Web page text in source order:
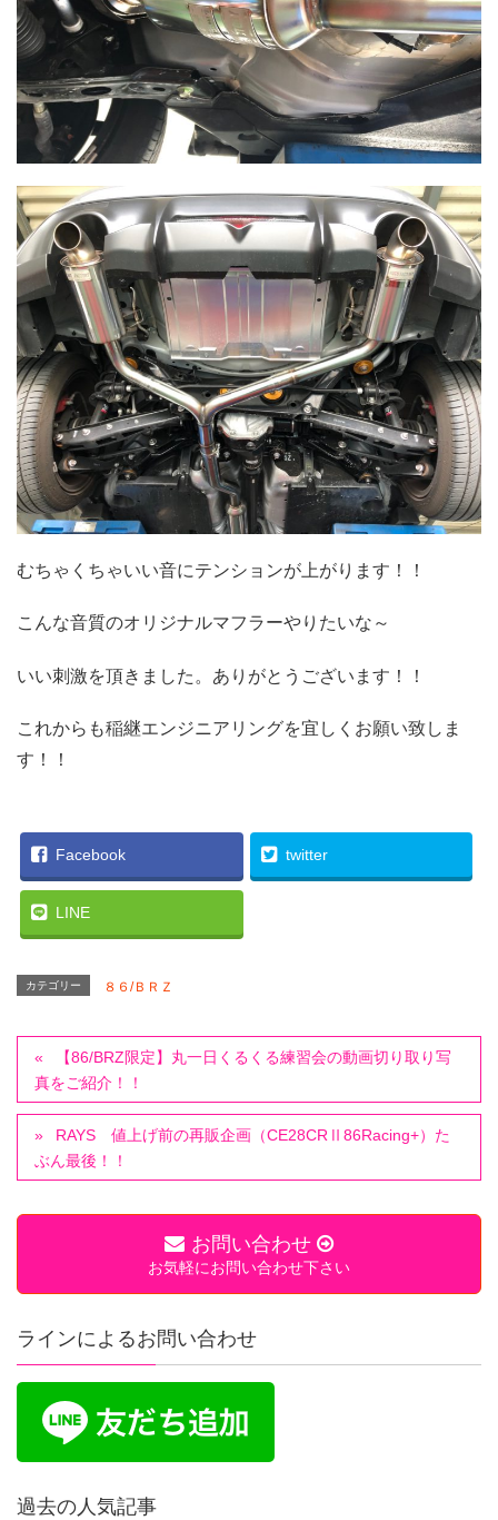
むちゃくちゃいい音にテンションが上がります！！
こんな音質のオリジナルマフラーやりたいな～
いい刺激を頂きました。ありがとうございます！！
これからも稲継エンジニアリングを宜しくお願い致しま
す！！
Facebook twitter
LINE
カテゴリー ８６/ＢＲＺ
【86/BRZ限定】丸一日くるくる練習会の動画切り取り写
真をご紹介！！
RAYS 値上げ前の再販企画（CE28CRⅡ86Racing+）た
ぶん最後！！
お問い合わせ
お気軽にお問い合わせ下さい
ラインによるお問い合わせ
過去の人気記事